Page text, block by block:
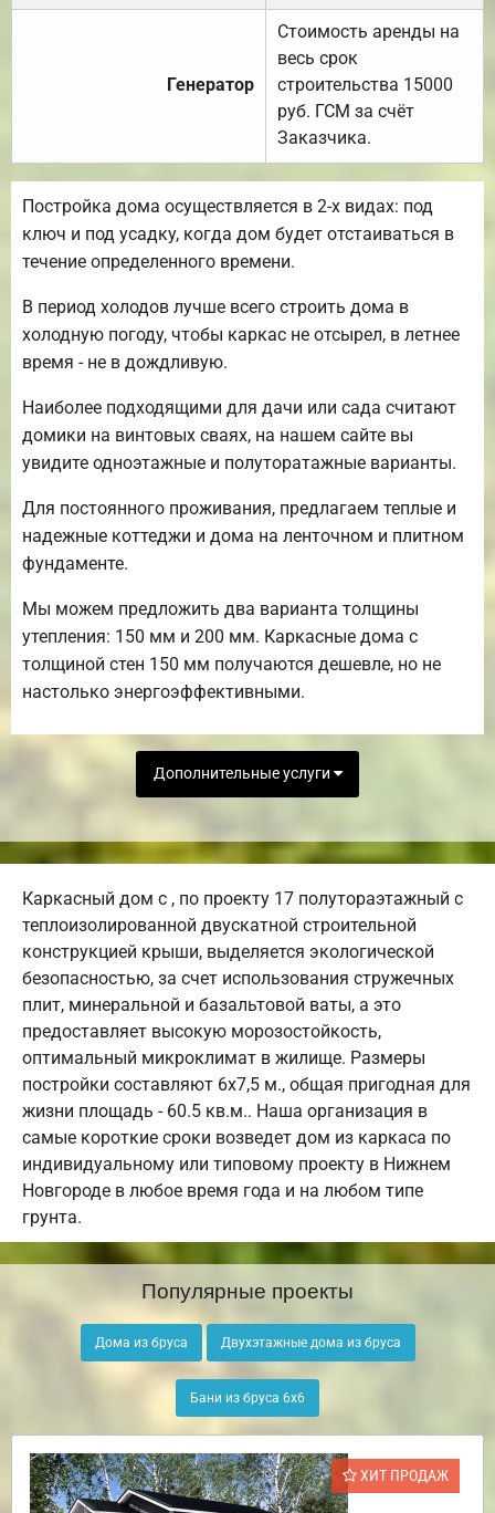
Генератор
Стоимость аренды на
весь срок
строительства 15000
руб. ГСМ за счёт
Заказчика.
Постройка дома осуществляется в 2-х видах: под
ключ и под усадку, когда дом будет отстаиваться в
течение определенного времени.
В период холодов лучше всего строить дома в
холодную погоду, чтобы каркас не отсырел, в летнее
время - не в дождливую.
Наиболее подходящими для дачи или сада считают
домики на винтовых сваях, на нашем сайте вы
увидите одноэтажные и полуторатажные варианты.
Для постоянного проживания, предлагаем теплые и
надежные коттеджи и дома на ленточном и плитном
фундаменте.
Мы можем предложить два варианта толщины
утепления: 150 мм и 200 мм. Каркасные дома с
толщиной стен 150 мм получаются дешевле, но не
настолько энергоэффективными.
Дополнительные услуги
Каркасный дом с , по проекту 17 полутораэтажный с
теплоизолированной двускатной строительной
конструкцией крыши, выделяется экологической
безопасностью, за счет использования стружечных
плит, минеральной и базальтовой ваты, а это
предоставляет высокую морозостойкость,
оптимальный микроклимат в жилище. Размеры
постройки составляют 6х7,5 м., общая пригодная для
жизни площадь - 60.5 кв.м.. Наша организация в
самые короткие сроки возведет дом из каркаса по
индивидуальному или типовому проекту в Нижнем
Новгороде в любое время года и на любом типе
грунта.
Популярные проекты
Дома из бруса Двухэтажные дома из бруса
Бани из бруса 6х6
ХИТ ПРОДАЖ